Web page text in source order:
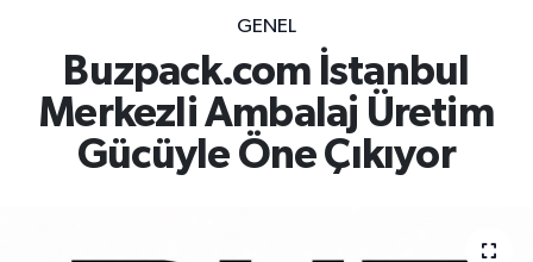
GENEL
Buzpack.com İstanbul
Merkezli Ambalaj Üretim
Gücüyle Öne Çıkıyor